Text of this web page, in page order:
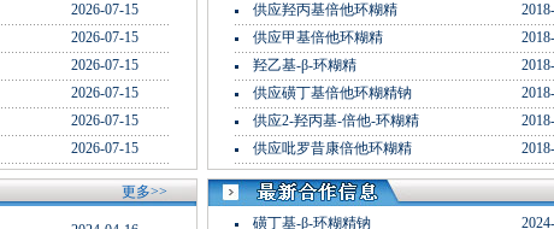
2026-07-15
2026-07-15
2026-07-15
2026-07-15
2026-07-15
2026-07-15
供应羟丙基倍他环糊精
供应甲基倍他环糊精
羟乙基-β-环糊精
供应磺丁基倍他环糊精钠
供应2-羟丙基-倍他-环糊精
供应吡罗昔康倍他环糊精
更多>>
磺丁基-β-环糊精钠